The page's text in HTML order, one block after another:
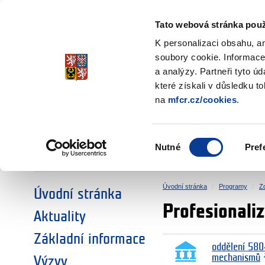
Tato webová stránka
K personalizaci obsahu,
soubory cookie.
a analýzy. Partneři tyto
které získali v důsledku
na mfcr.cz/cookies.
souhlasu
Nutné
Fondy EHP a
ZVOLTE SI OBLAST:
SOCIÁLNÍ DIALOG ŽIVOTNÍ PROSTŘEDÍ
Úvodní stránka
Aktuality
Základní informace
Výzvy
Úvodní stránka Programy
oddělení
mechanismů